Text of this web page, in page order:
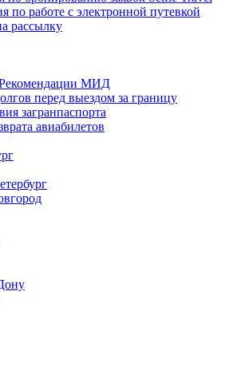
по работе с электронной путевкой
рассылку
МИД
перед выездом за границу
загранпаспорта
авиабилетов